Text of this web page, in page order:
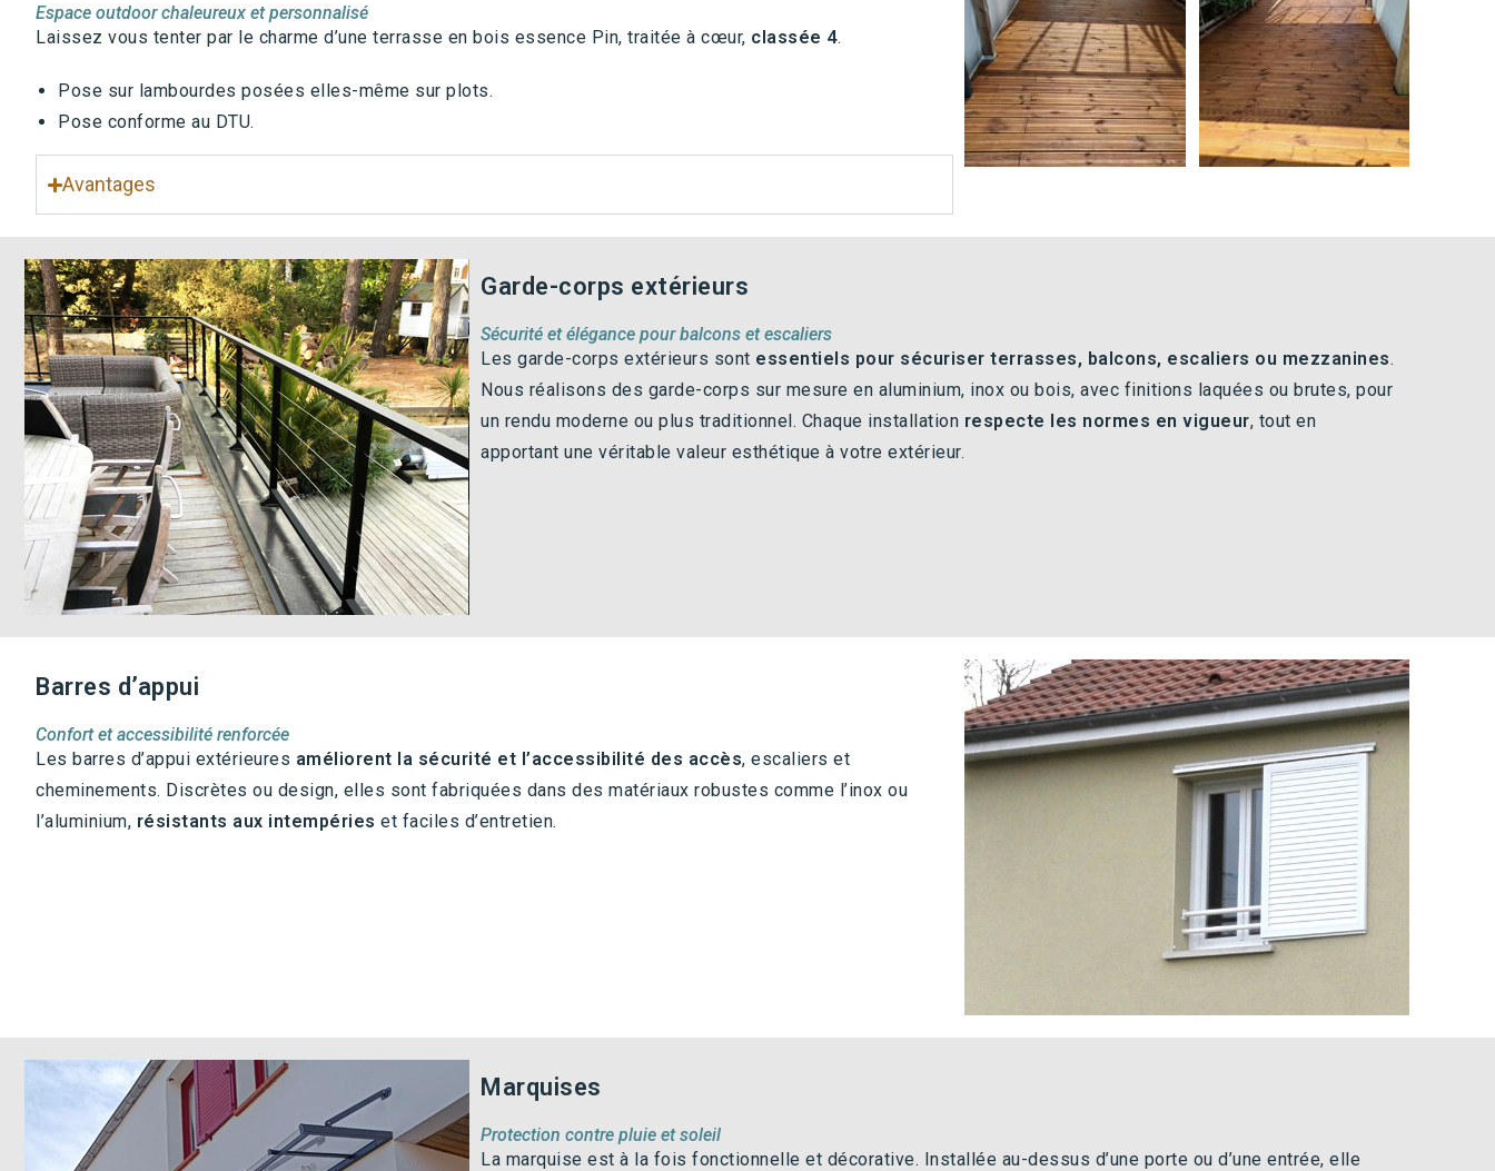
Espace outdoor chaleureux et personnalisé
Laissez vous tenter par le charme d’une terrasse en bois essence Pin, traitée à cœur, classée 4.
Pose sur lambourdes posées elles-même sur plots.
Pose conforme au DTU.
Avantages
Garde-corps extérieurs
Sécurité et élégance pour balcons et escaliers
Les garde-corps extérieurs sont essentiels pour sécuriser terrasses, balcons, escaliers ou mezzanines.
Nous réalisons des garde-corps sur mesure en aluminium, inox ou bois, avec finitions laquées ou brutes, pour
un rendu moderne ou plus traditionnel. Chaque installation respecte les normes en vigueur, tout en
apportant une véritable valeur esthétique à votre extérieur.
Barres d’appui
Confort et accessibilité renforcée
Les barres d’appui extérieures améliorent la sécurité et l’accessibilité des accès, escaliers et
cheminements. Discrètes ou design, elles sont fabriquées dans des matériaux robustes comme l’inox ou
l’aluminium, résistants aux intempéries et faciles d’entretien.
Marquises
Protection contre pluie et soleil
La marquise est à la fois fonctionnelle et décorative. Installée au-dessus d’une porte ou d’une entrée, elle